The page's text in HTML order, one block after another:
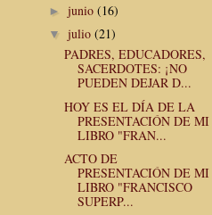
► junio (16)
▼ julio (21)
PADRES, EDUCADORES,
SACERDOTES: ¡NO
PUEDEN DEJAR D...
HOY ES EL DÍA DE LA
PRESENTACIÓN DE MI
LIBRO "FRAN...
ACTO DE
PRESENTACIÓN DE MI
LIBRO "FRANCISCO
SUPERP...